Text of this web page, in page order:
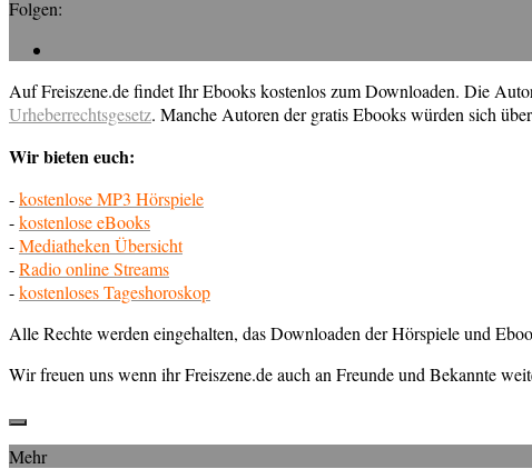
Folgen:
Auf Freiszene.de findet Ihr Ebooks kostenlos zum Downloaden. Die
Urheberrechtsgesetz. Manche Autoren der gratis Ebooks würden sich
Wir bieten euch:
-kostenlose MP3 Hörspiele
-kostenlose eBooks
-Mediatheken Übersicht
-Radio online Streams
-kostenloses Tageshoroskop
Alle Rechte werden eingehalten, das Downloaden der Hörspiele und
Wir freuen uns wenn ihr Freiszene.de auch an Freunde und Bekannte
Mehr